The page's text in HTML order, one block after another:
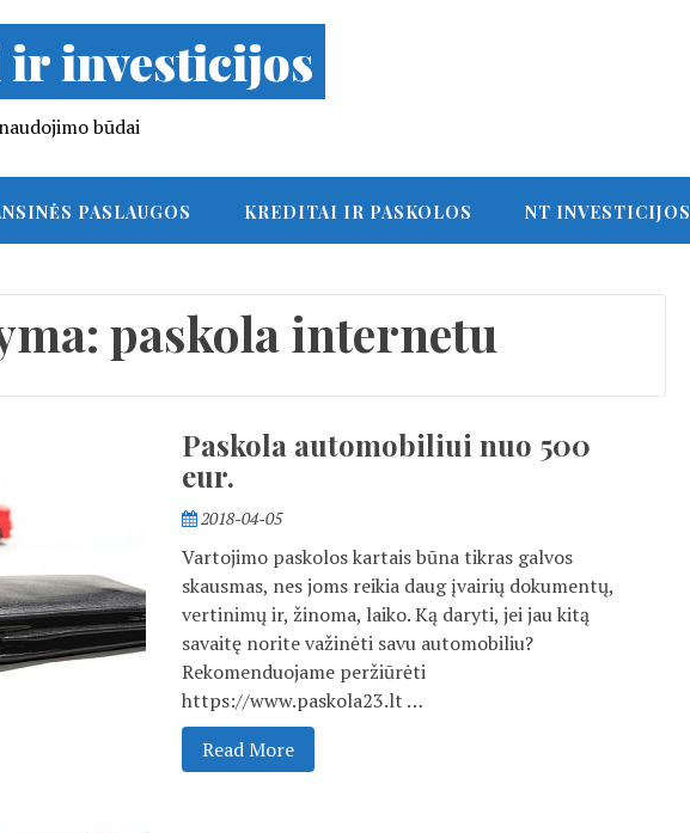
ir investicijos
būdai
PASLAUGOS KREDITAI IR PASKOLOS NT INVESTICIJOS
paskola internetu
Paskola automobiliui nuo 500
eur.
2018-04-05
Vartojimo paskolos kartais būna tikras galvos
skausmas, nes joms reikia daug įvairių dokumentų,
vertinimų ir, žinoma, laiko. Ką daryti, jei jau kitą
savaitę norite važinėti savu automobiliu?
Rekomenduojame peržiūrėti
https://www.paskola23.lt …
Read More